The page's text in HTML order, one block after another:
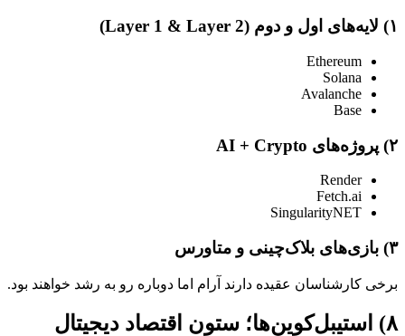
۱) لایه‌های اول و دوم (Layer 1 & Layer 2)
Ethereum
Solana
Avalanche
Base
۲) پروژه‌های AI + Crypto
Render
Fetch.ai
SingularityNET
۳) بازی‌های بلاک‌چینی و متاورس
برخی کارشناسان عقیده دارند آرام اما دوباره رو به رشد خواهند بود.
۸) استیبل‌کوین‌ها؛ ستون اقتصاد دیجیتال